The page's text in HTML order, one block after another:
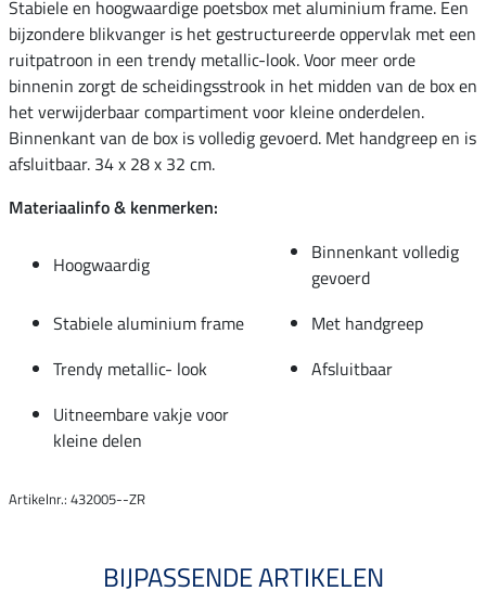
Stabiele en hoogwaardige poetsbox met aluminium frame. Een
bijzondere blikvanger is het gestructureerde oppervlak met een
ruitpatroon in een trendy metallic-look. Voor meer orde
binnenin zorgt de scheidingsstrook in het midden van de box en
het verwijderbaar compartiment voor kleine onderdelen.
Binnenkant van de box is volledig gevoerd. Met handgreep en is
afsluitbaar. 34 x 28 x 32 cm.
Materiaalinfo & kenmerken:
Hoogwaardig
Binnenkant volledig
gevoerd
Stabiele aluminium frame
Met handgreep
Trendy metallic- look
Afsluitbaar
Uitneembare vakje voor
kleine delen
Artikelnr.: 432005--ZR
BIJPASSENDE ARTIKELEN